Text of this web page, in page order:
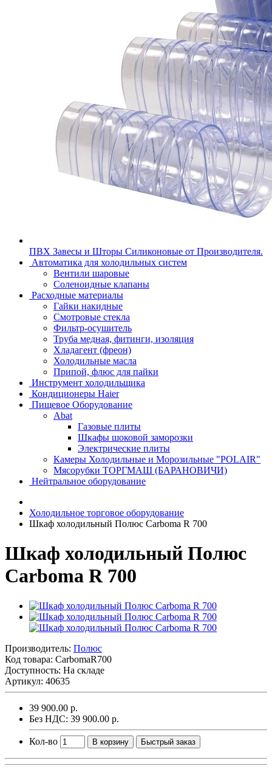
ПВХ Завесы и Шторы Силиконовые от Производителя.
Автоматика для холодильных систем
Вентили шаровые
Соленоидные клапаны
Расходные материалы
Гайки накидные
Смотровые стекла
Фильтр-осушитель
Труба медная, фитинги, изоляция
Хладагент (фреон)
Холодильные масла
Припой, флюс для пайки
Инструмент холодильщика
Кондиционеры Haier
Пищевое Оборудование
Abat
Газовые плиты
Шкафы шоковой заморозки
Электрические плиты
Камеры Холодильные и Морозильные "POLAIR"
Мясорубки ТОРГМАШ (БАРАНОВИЧИ)
Нейтральное оборудование
Холодильное торговое оборудование
Шкаф холодильный Полюс Carboma R 700
Шкаф холодильный Полюс
Carboma R 700
Производитель: Полюс
Код товара: CarbomaR700
Доступность: На складе
Артикул: 40635
39 900.00 р.
Без НДС: 39 900.00 р.
Кол-во В корзину Быстрый заказ